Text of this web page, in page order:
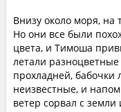
Внизу около моря, на
Но они все были
цвета, и Тимоша
летали
прохладней, бабочки
неизвестные, и
ветер сорвал с земли